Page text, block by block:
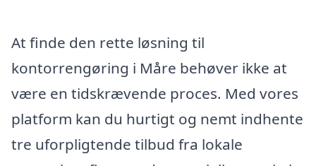
At finde den rette løsning til
kontorrengøring i Måre behøver ikke at
være en tidskrævende proces. Med vores
platform kan du hurtigt og nemt indhente
tre uforpligtende tilbud fra lokale